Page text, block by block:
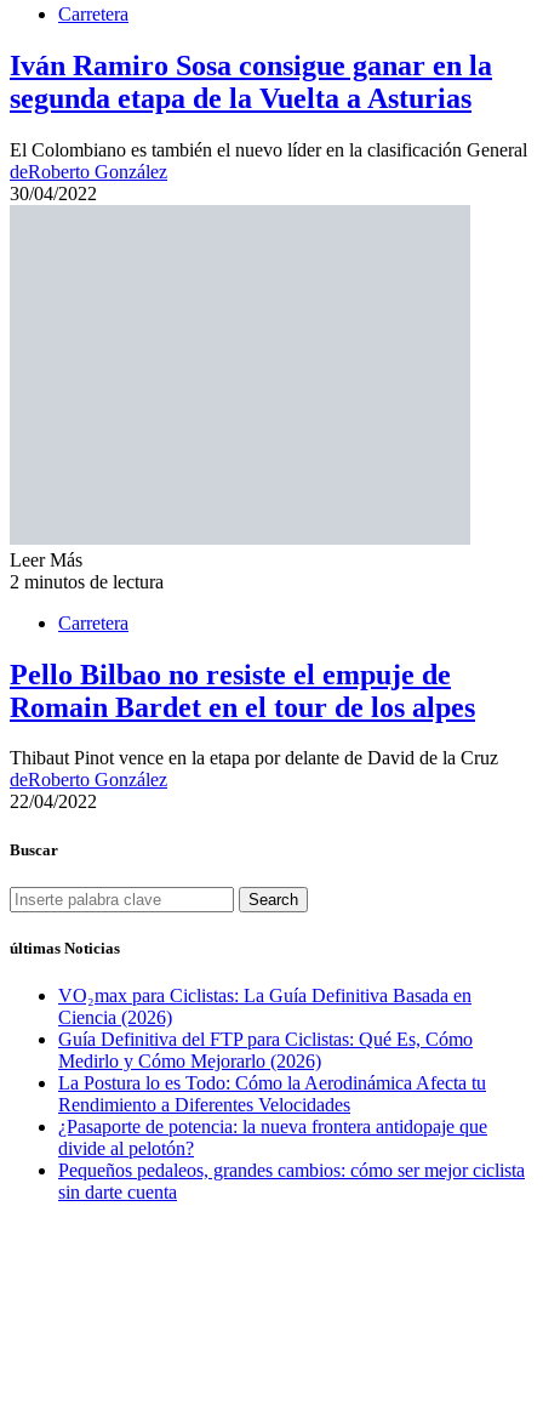
Carretera
Iván Ramiro Sosa consigue ganar en la
segunda etapa de la Vuelta a Asturias
El Colombiano es también el nuevo líder en la clasificación General
deRoberto González
30/04/2022
Leer Más
2 minutos de lectura
Carretera
Pello Bilbao no resiste el empuje de
Romain Bardet en el tour de los alpes
Thibaut Pinot vence en la etapa por delante de David de la Cruz
deRoberto González
22/04/2022
Buscar
Search
últimas Noticias
VO₂max para Ciclistas: La Guía Definitiva Basada en
Ciencia (2026)
Guía Definitiva del FTP para Ciclistas: Qué Es, Cómo
Medirlo y Cómo Mejorarlo (2026)
La Postura lo es Todo: Cómo la Aerodinámica Afecta tu
Rendimiento a Diferentes Velocidades
¿Pasaporte de potencia: la nueva frontera antidopaje que
divide al pelotón?
Pequeños pedaleos, grandes cambios: cómo ser mejor ciclista
sin darte cuenta